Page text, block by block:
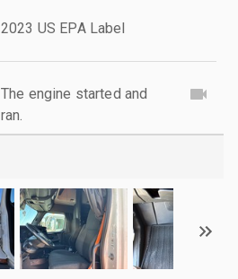
2023 US EPA Label
The engine started and
ran.